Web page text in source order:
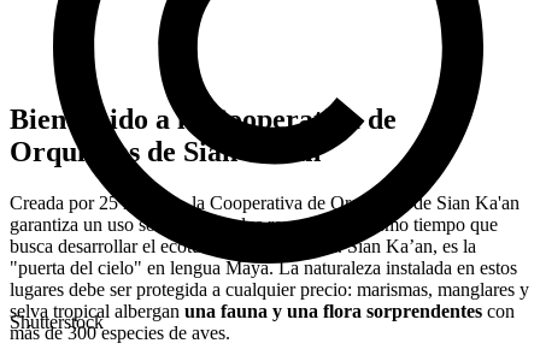
Shutterstock
Bienvenido a la Cooperativa de
Orquídeas de Sian Ka'an
Creada por 25 mujeres, la Cooperativa de Orquídeas de Sian Ka'an
garantiza un uso sostenible de los recursos, al mismo tiempo que
busca desarrollar el ecoturismo en la región. Sian Ka’an, es la
"puerta del cielo" en lengua Maya. La naturaleza instalada en estos
lugares debe ser protegida a cualquier precio: marismas, manglares y
selva tropical albergan una fauna y una flora sorprendentes con
más de 300 especies de aves.